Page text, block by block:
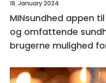
18. January 2024
MINsundhed appen
og omfattende
brugerne mulighed